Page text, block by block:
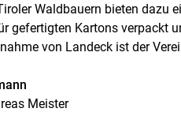
Waldbauern bieten dazu
gefertigten Kartons verpackt
von Landeck ist der
Meister